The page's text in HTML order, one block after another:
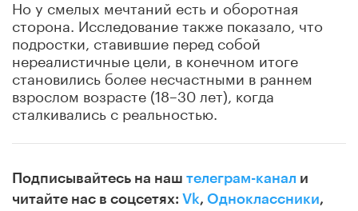
Но у смелых мечтаний есть и оборотная
сторона. Исследование также показало, что
подростки, ставившие перед собой
нереалистичные цели, в конечном итоге
становились более несчастными в раннем
взрослом возрасте (18–30 лет), когда
сталкивались с реальностью.
Подписывайтесь на наш телеграм-канал и
читайте нас в соцсетях: Vk, Одноклассники,